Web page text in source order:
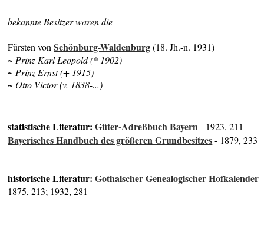
bekannte Besitzer waren die
Fürsten vonSchönburg-Waldenburg(18. Jh.-n. 1931)
~ Prinz Karl Leopold (* 1902)
~ Prinz Ernst (+ 1915)
~ Otto Victor (v. 1838-...)
statistische Literatur:Güter-Adreßbuch Bayern- 1923, 211
Bayerisches Handbuch des größeren Grundbesitzes- 1879, 233
historische Literatur:Gothaischer Genealogischer Hofkalender-
1875, 213; 1932, 281